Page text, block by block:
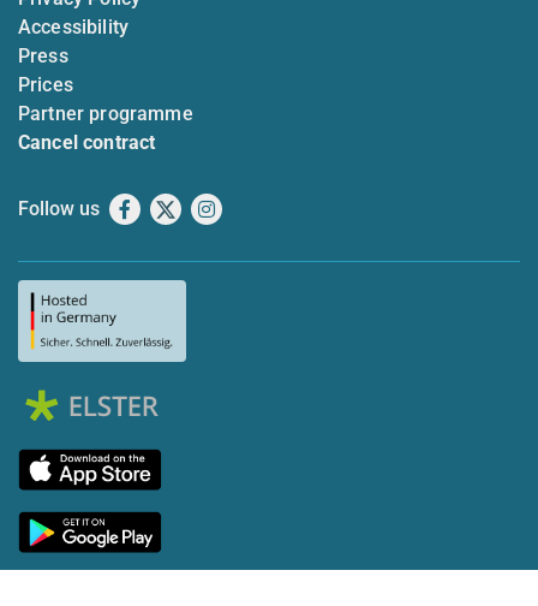
Accessibility
Press
Prices
Partner programme
Cancel contract
Follow us Facebook
X Instagram